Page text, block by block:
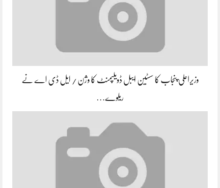
وزیراعلی پنجاب کا سسٹین ایبل ڈویلپمنٹ کا وژن / ایل ڈی اے نے
ریلوے…